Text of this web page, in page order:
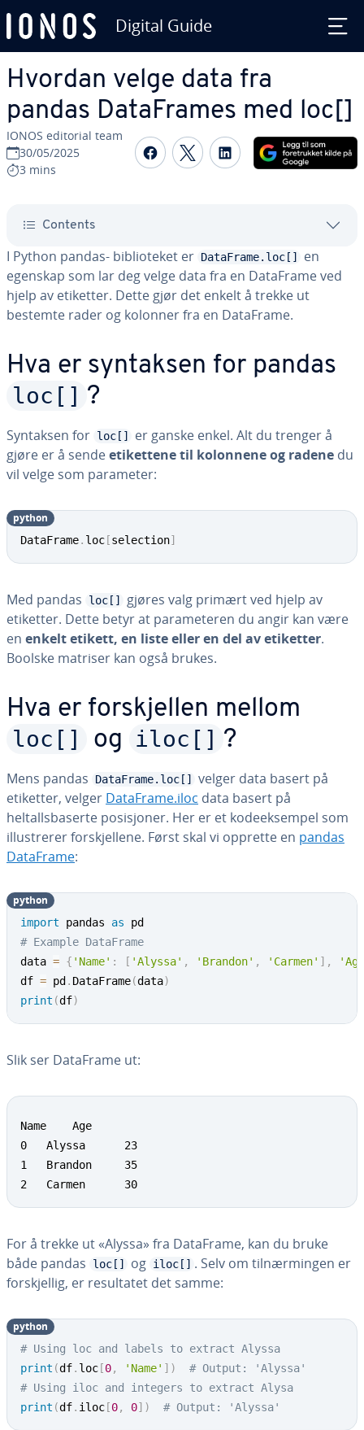
Digital Guide
Hvordan velge data fra
pandas DataFrames med loc[]
IONOS editorial team
30/05/2025
3 mins
Share on Facebook
Share on Twitter
Share on
Contents
I Python pandas- biblioteket er DataFrame.loc[]
en
egenskap som lar deg velge data fra en DataFrame ved
hjelp av etiketter. Dette gjør det enkelt å trekke ut
bestemte rader og kolonner fra en DataFrame.
Hva er syntaksen for pandas
loc[] ?
Syntaksen for loc[]
er ganske enkel. Alt du trenger å
gjøre er å sendeetikettene til kolonnene og radene du
vil velge som parameter:
DataFrame. loc [selection]
python
Med pandas loc[]
gjøres valg primært ved hjelp av
etiketter. Dette betyr at parameteren du angir kan være
en enkelt etikett, en liste eller en del av etiketter.
Boolske matriser kan også brukes.
Hva er forskjellen mellom
loc[] og iloc[] ?
Mens pandas DataFrame.loc[]
velger data basert på
etiketter, velger DataFrame.iloc data basert på
heltallsbaserte posisjoner. Her er et kodeeksempel som
illustrerer forskjellene. Først skal vi opprette en pandas
DataFrame:
import pandas as
# Example DataFrame
data = { 'Name' : [ 'Alyssa' , 'Brandon' , 'Carmen' ] ,
df = pd . DataFrame(data)
print (df)
python
Slik ser DataFrame ut:
Name    Age
0   Alyssa     	23
1 	Brandon     35
2  	Carmen     	30
For å trekke ut «Alyssa» fra DataFrame, kan du bruke
både pandas
loc[] og iloc[] . Selv om tilnærmingen er
forskjellig, er resultatet det samme:
# Using loc and labels to extract Alyssa
print (df. loc [0, 'Name' ] )
# Output: 'Alyssa'
# Using iloc and integers to extract Alysa
print (df. iloc [0, 0] ) # Output: 'Alyssa'
python